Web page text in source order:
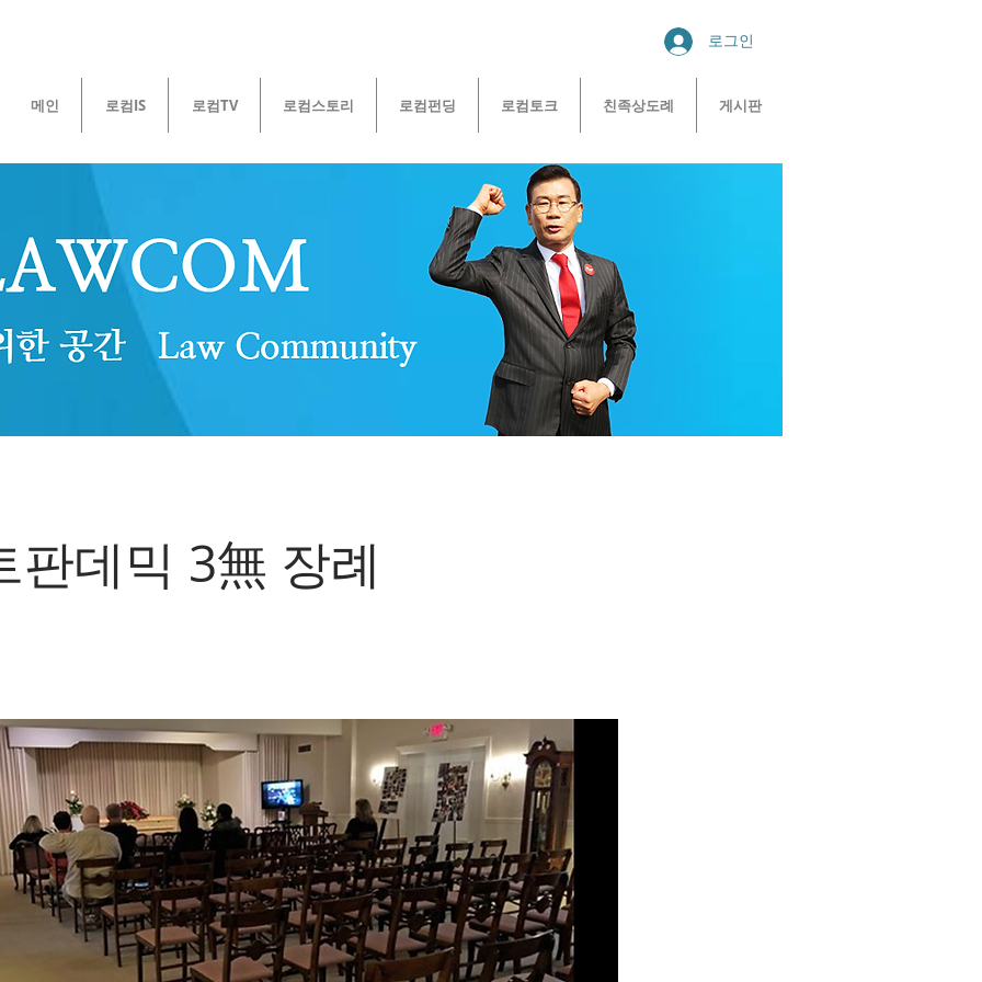
로그인
메인 로컴IS 로컴TV 로컴스토리 로컴펀딩 로컴토크 친족상도례 게시판
판데믹 3無 장례